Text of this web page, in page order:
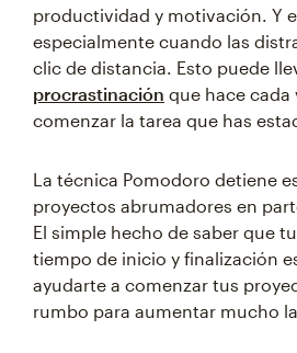
productividad y motivación. Y
especialmente cuando las
clic de distancia. Esto puede
procrastinación que hace cada
comenzar la tarea que has
La técnica Pomodoro detiene
proyectos abrumadores en
El simple hecho de saber que
tiempo de inicio y finalización
ayudarte a comenzar tus
rumbo para aumentar mucho